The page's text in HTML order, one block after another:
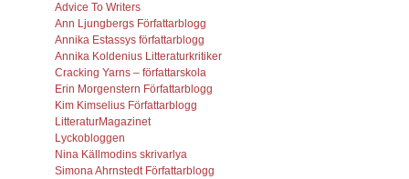
Advice To Writers
Ann Ljungbergs Författarblogg
Annika Estassys författarblogg
Annika Koldenius Litteraturkritiker
Cracking Yarns – författarskola
Erin Morgenstern Författarblogg
Kim Kimselius Författarblogg
LitteraturMagazinet
Lyckobloggen
Nina Källmodins skrivarlya
Simona Ahrnstedt Författarblogg